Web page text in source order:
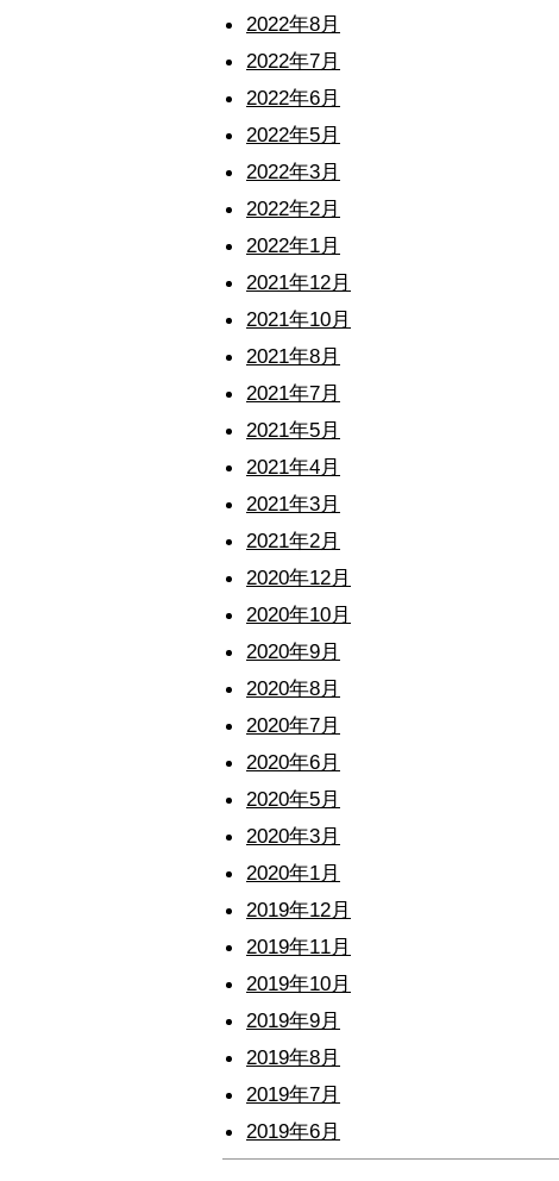
2022年8月
2022年7月
2022年6月
2022年5月
2022年3月
2022年2月
2022年1月
2021年12月
2021年10月
2021年8月
2021年7月
2021年5月
2021年4月
2021年3月
2021年2月
2020年12月
2020年10月
2020年9月
2020年8月
2020年7月
2020年6月
2020年5月
2020年3月
2020年1月
2019年12月
2019年11月
2019年10月
2019年9月
2019年8月
2019年7月
2019年6月